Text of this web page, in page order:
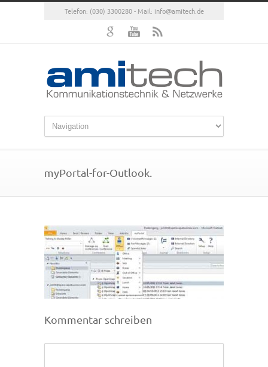
Telefon: (030) 3300280 - Mail: info@amitech.de
myPortal-for-Outlook.
Kommentar schreiben